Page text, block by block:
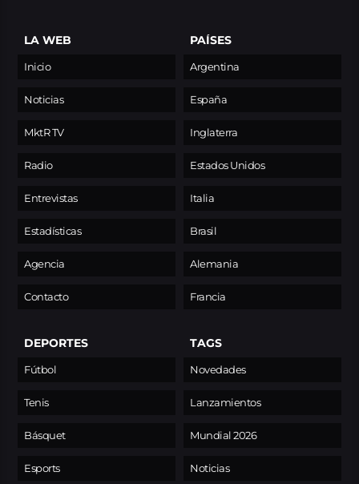
LA WEB
Inicio
Noticias
MktR TV
Radio
Entrevistas
Estadísticas
Agencia
Contacto
PAÍSES
Argentina
España
Inglaterra
Estados Unidos
Italia
Brasil
Alemania
Francia
DEPORTES
Fútbol
Tenis
Básquet
Esports
TAGS
Novedades
Lanzamientos
Mundial 2026
Noticias